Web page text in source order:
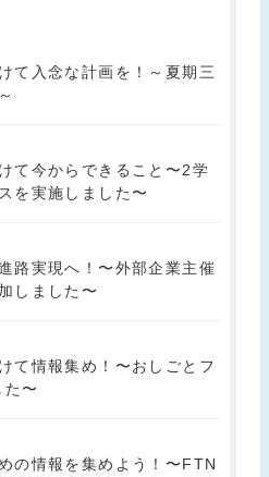
て入念な計画を！～夏期三
て今からできること〜2学
を実施しました〜
路実現へ！〜外部企業主催
しました〜
て情報集め！〜おしごとフ
〜
の情報を集めよう！〜FTN